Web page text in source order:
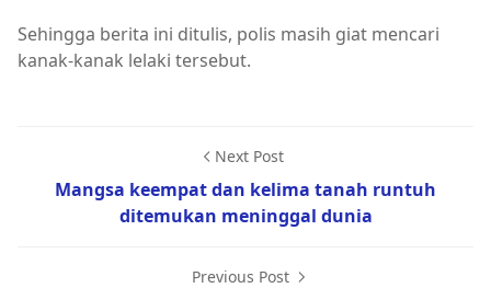
Sehingga berita ini ditulis, polis masih giat mencari
kanak-kanak lelaki tersebut.
Next Post
Mangsa keempat dan kelima tanah runtuh
ditemukan meninggal dunia
Previous Post